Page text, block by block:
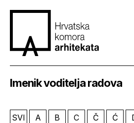
Imenik voditelja radova
SVI A B C Č Ć